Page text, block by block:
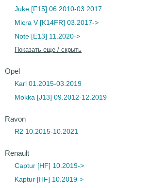
Juke [F15] 06.2010-03.2017
Micra V [K14FR] 03.2017->
Note [E13] 11.2020->
Показать еще / скрыть
Opel
Karl 01.2015-03.2019
Mokka [J13] 09.2012-12.2019
Ravon
R2 10.2015-10.2021
Renault
Captur [HF] 10.2019->
Kaptur [HF] 10.2019->